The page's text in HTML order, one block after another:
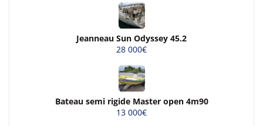
Jeanneau Sun Odyssey 45.2
28 000€
Bateau semi rigide Master open 4m90
13 000€